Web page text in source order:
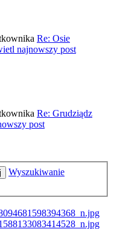
Re: Osie
najnowszy post
Re: Grudziądz
post
Wyszukiwanie